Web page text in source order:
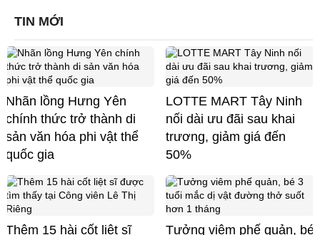
TIN MỚI
Nhãn lồng Hưng Yên
chính thức trở thành di
sản văn hóa phi vật thể
quốc gia
LOTTE MART Tây Ninh
nối dài ưu đãi sau khai
trương, giảm giá đến
50%
Thêm 15 hài cốt liệt sĩ
Tưởng viêm phế quản, bé